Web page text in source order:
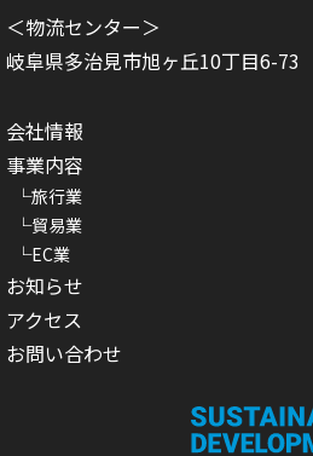
＜物流センター＞
岐阜県多治見市旭ヶ丘10丁目6-73
会社情報
事業内容
旅行業
貿易業
EC業
お知らせ
アクセス
お問い合わせ